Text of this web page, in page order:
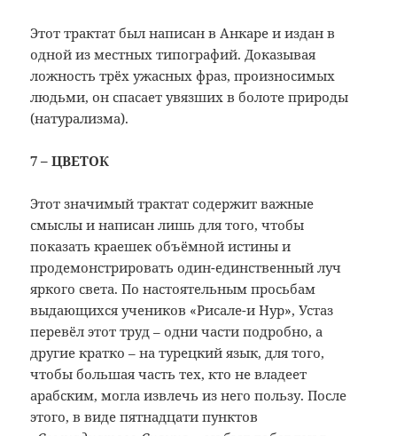
Этот трактат был написан в Анкаре и издан в
одной из местных типографий. Доказывая
ложность трёх ужасных фраз, произносимых
людьми, он спасает увязших в болоте природы
(натурализма).
7 – ЦВЕТОК
Этот значимый трактат содержит важные
смыслы и написан лишь для того, чтобы
показать краешек объёмной истины и
продемонстрировать один-единственный луч
яркого света. По настоятельным просьбам
выдающихся учеников «Рисале-и Нур», Устаз
перевёл этот труд – одни части подробно, а
другие кратко – на турецкий язык, для того,
чтобы большая часть тех, кто не владеет
арабским, могла извлечь из него пользу. После
этого, в виде пятнадцати пунктов